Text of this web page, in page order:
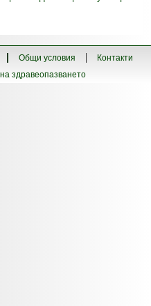
Общи условия
Контакти
здравеопазването